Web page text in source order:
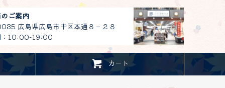
ご案内
広島県広島市中区本通８－２８
：10:00-19:00
カート